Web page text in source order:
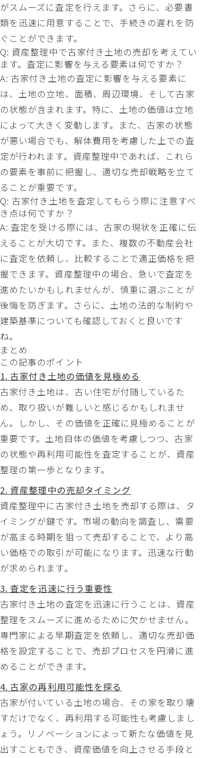
がスムーズに査定を行えます。さらに、必要書
類を迅速に用意することで、手続きの遅れを防
ぐことができます。
Q: 資産整理中で古家付き土地の売却を考えてい
ます。査定に影響を与える要素は何ですか？
A: 古家付き土地の査定に影響を与える要素に
は、土地の立地、面積、周辺環境、そして古家
の状態が含まれます。特に、土地の価値は立地
によって大きく変動します。また、古家の状態
が悪い場合でも、解体費用を考慮した上での査
定が行われます。資産整理中であれば、これら
の要素を事前に把握し、適切な売却戦略を立て
ることが重要です。
Q: 古家付き土地を査定してもらう際に注意すべ
き点は何ですか？
A: 査定を受ける際には、古家の現状を正確に伝
えることが大切です。また、複数の不動産会社
に査定を依頼し、比較することで適正価格を把
握できます。資産整理中の場合、急いで査定を
進めたいかもしれませんが、慎重に選ぶことが
後悔を防ぎます。さらに、土地の法的な制約や
建築基準についても確認しておくと良いです
ね。
まとめ
この記事のポイント
1. 古家付き土地の価値を見極める
古家付き土地は、古い住宅が付随しているた
め、取り扱いが難しいと感じるかもしれませ
ん。しかし、その価値を正確に見極めることが
重要です。土地自体の価値を考慮しつつ、古家
の状態や再利用可能性を査定することが、資産
整理の第一歩となります。
2. 資産整理中の売却タイミング
資産整理中に古家付き土地を売却する際は、タ
イミングが鍵です。市場の動向を調査し、需要
が高まる時期を狙って売却することで、より高
い価格での取引が可能になります。迅速な行動
が求められます。
3. 査定を迅速に行う重要性
古家付き土地の査定を迅速に行うことは、資産
整理をスムーズに進めるために欠かせません。
専門家による早期査定を依頼し、適切な売却価
格を設定することで、売却プロセスを円滑に進
めることができます。
4. 古家の再利用可能性を探る
古家が付いている土地の場合、その家を取り壊
すだけでなく、再利用する可能性も考慮しまし
ょう。リノベーションによって新たな価値を見
出すこともでき、資産価値を向上させる手段と